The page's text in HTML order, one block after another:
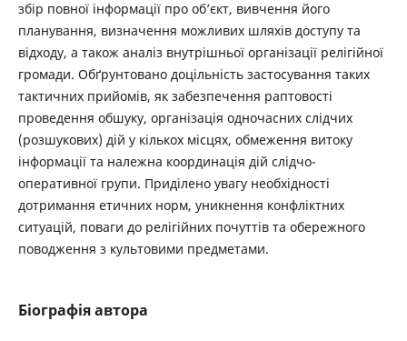
збір повної інформації про об’єкт, вивчення його
планування, визначення можливих шляхів доступу та
відходу, а також аналіз внутрішньої організації релігійної
громади. Обґрунтовано доцільність застосування таких
тактичних прийомів, як забезпечення раптовості
проведення обшуку, організація одночасних слідчих
(розшукових) дій у кількох місцях, обмеження витоку
інформації та належна координація дій слідчо-
оперативної групи. Приділено увагу необхідності
дотримання етичних норм, уникнення конфліктних
ситуацій, поваги до релігійних почуттів та обережного
поводження з культовими предметами.
Біографія автора